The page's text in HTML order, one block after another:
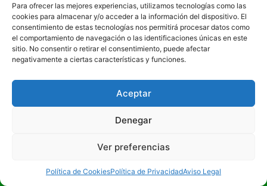
Para ofrecer las mejores experiencias, utilizamos tecnologías como las
cookies para almacenar y/o acceder a la información del dispositivo. El
consentimiento de estas tecnologías nos permitirá procesar datos como
el comportamiento de navegación o las identificaciones únicas en este
sitio. No consentir o retirar el consentimiento, puede afectar
negativamente a ciertas características y funciones.
Aceptar
Denegar
Ver preferencias
Política de CookiesPolítica de PrivacidadAviso Legal
Fotos ilimitadas
Copias para todos
Álbum digital
Personalización completa
Fotomatón barato en
calidad profesional
¡LLÁMANOS!